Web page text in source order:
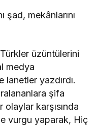
şad, mekânlarını
üzüntülerini
medya
lanetler yazdırdı.
şifa
karşısında
vurgu yaparak, Hiç